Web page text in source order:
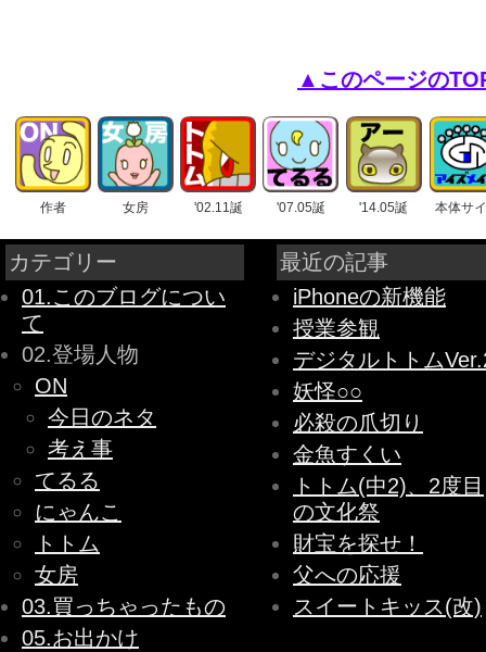
▲このページの
作者 女房 '02.11誕 '07.05誕 '14.05誕 本体サ
カテゴリー
01.このブログについ
て
02.登場人物
ON
今日のネタ
考え事
てるる
にゃんこ
トトム
女房
03.買っちゃったもの
05.お出かけ
最近の記事
iPhoneの新機能
授業参観
デジタルトトム
妖怪○○
必殺の爪切り
金魚すくい
トトム(中2)、2度目
の文化祭
財宝を探せ！
父への応援
スイートキッス(改)